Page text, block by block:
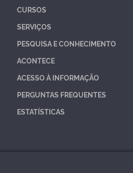
CURSOS
SERVIÇOS
PESQUISA E CONHECIMENTO
ACONTECE
ACESSO À INFORMAÇÃO
PERGUNTAS FREQUENTES
ESTATÍSTICAS